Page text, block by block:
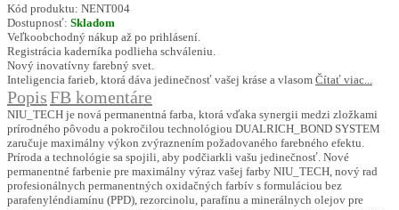
Kód produktu: NENT004
Dostupnosť: Skladom
Veľkoobchodný nákup až po prihlásení.
Registrácia kaderníka podlieha schváleniu.
Nový inovatívny farebný svet.
Inteligencia farieb, ktorá dáva jedinečnosť vašej kráse a vlasom Čítať viac...
PopisFB komentáre
NIU_TECH je nová permanentná farba, ktorá vďaka synergii medzi zložkami
prírodného pôvodu a pokročilou technológiou DUALRICH_BOND SYSTEM
zaručuje maximálny výkon zvýraznením požadovaného farebného efektu.
Príroda a technológie sa spojili, aby podčiarkli vašu jedinečnosť. Nové
permanentné farbenie pre maximálny výraz vašej farby NIU_TECH, nový rad
profesionálnych permanentných oxidačných farbív s formuláciou bez
parafenyléndiamínu (PPD), rezorcinolu, parafínu a minerálnych olejov pre